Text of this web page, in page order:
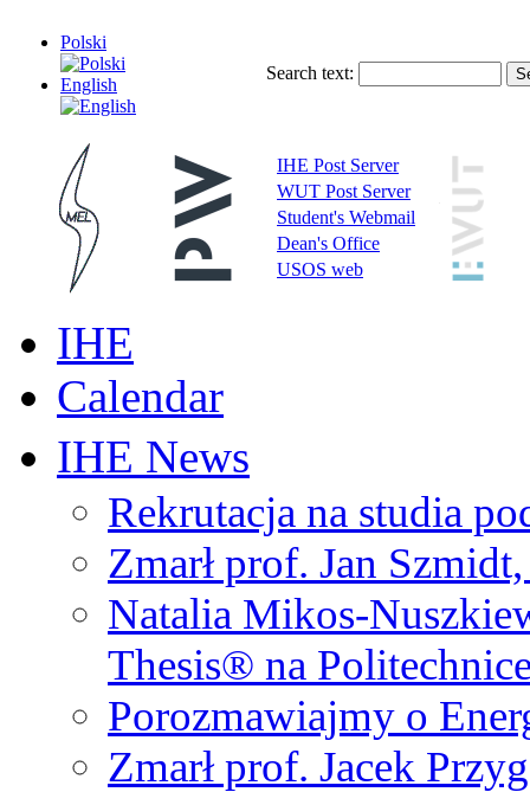
Polski
English
Search text:
IHE Post Server
WUT Post Server
Student's Webmail
Dean's Office
USOS web
IHE
Calendar
IHE News
Rekrutacja na studia
Zmarł prof. Jan
Natalia Mikos-
Thesis® na
Porozmawiajmy o
Zmarł prof. Jacek